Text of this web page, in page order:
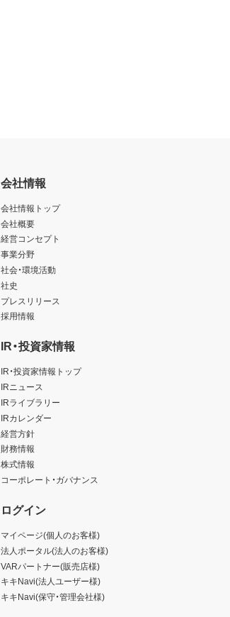
会社情報
会社情報トップ
会社概要
経営コンセプト
事業分野
社会・環境活動
社史
プレスリリース
採用情報
IR・投資家情報
IR・投資家情報トップ
IRニュース
IRライブラリー
IRカレンダー
経営方針
財務情報
株式情報
コーポレート・ガバナンス
ログイン
マイページ(個人のお客様)
法人ポータル(法人のお客様)
VARパートナー(販売店様)
キキNavi(法人ユーザー様)
キキNavi(保守・管理会社様)